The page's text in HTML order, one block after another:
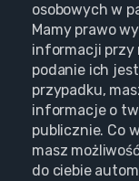
osobowych w
Mamy prawo
informacji przy
podanie ich
przypadku,
informacje o
publicznie. Co
masz
do ciebie